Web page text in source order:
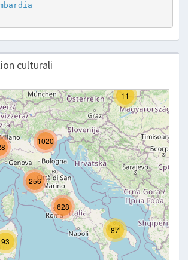
culturali